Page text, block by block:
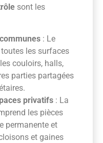
sont les
: Le
les surfaces
couloirs, halls,
parties partagées
privatifs : La
les pièces
permanente et
et gaines